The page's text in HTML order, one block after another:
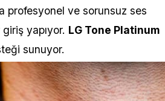
profesyonel ve sorunsuz ses
yapıyor. LG Tone Platinum
sunuyor.